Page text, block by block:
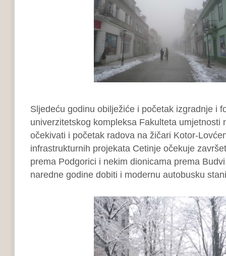
Sljedeću godinu obilježiće i početak izgradnje i
univerzitetskog kompleksa Fakulteta umjetnosti
očekivati i početak radova na žičari Kotor-
infrastrukturnih projekata Cetinje očekuje
prema Podgorici i nekim dionicama prema
naredne godine dobiti i modernu autobusku